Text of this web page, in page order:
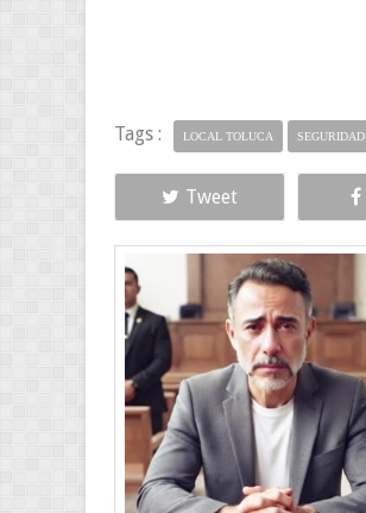
Tags : LOCAL TOLUCA SEGURIDAD
Tweet